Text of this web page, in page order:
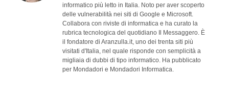
informatico più letto in Italia. Noto per aver scoperto
delle vulnerabilità nei siti di Google e Microsoft.
Collabora con riviste di informatica e ha curato la
rubrica tecnologica del quotidiano Il Messaggero. È
il fondatore di Aranzulla.it, uno dei trenta siti più
visitati d'Italia, nel quale risponde con semplicità a
migliaia di dubbi di tipo informatico. Ha pubblicato
per Mondadori e Mondadori Informatica.